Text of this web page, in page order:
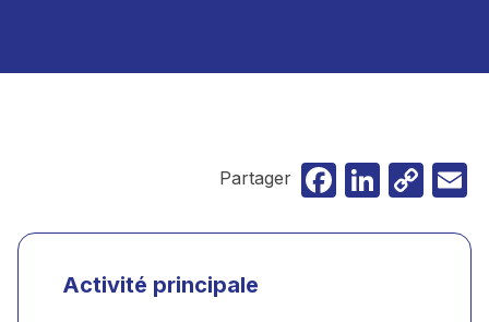
Partager
Activité principale